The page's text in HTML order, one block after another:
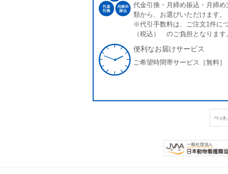
代金引換・月締め振込・月締め
類から、お選びいただけます。
※代引手数料は、ご注文1件に
（税込） のご負担となります
便利なお届けサービス
ご希望時間帯サービス［無料］